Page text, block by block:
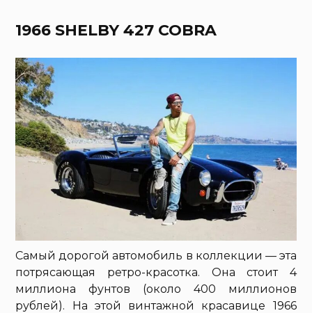
1966 SHELBY 427 COBRA
Самый дорогой автомобиль в коллекции — эта
потрясающая ретро-красотка. Она стоит 4
миллиона фунтов (около 400 миллионов
рублей). На этой винтажной красавице 1966